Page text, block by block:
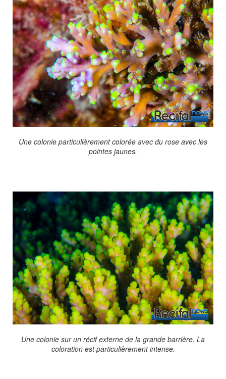
Une colonie particulièrement colorée avec du rose avec les
pointes jaunes.
Une colonie sur un récif externe de la grande barrière. La
coloration est particulièrement intense.